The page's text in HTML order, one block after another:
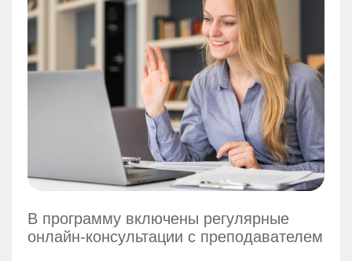
В программу включены регулярные
онлайн-консультации с преподавателем